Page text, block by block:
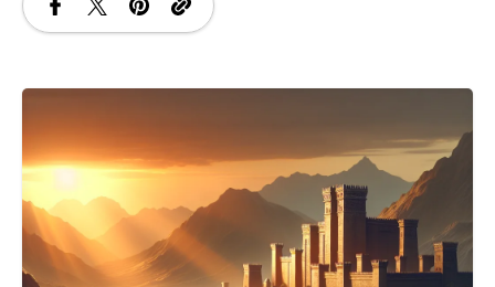
SANATATE
SI
INGRIJIRE
ISTORIE